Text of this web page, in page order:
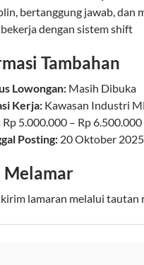
bertanggung jawab, dan
dengan sistem shift
Tambahan
Lowongan: Masih Dibuka
Kerja: Kawasan Industri
Rp 5.000.000 – Rp
Posting: 20 Oktober 2025
Melamar
lamaran melalui tautan